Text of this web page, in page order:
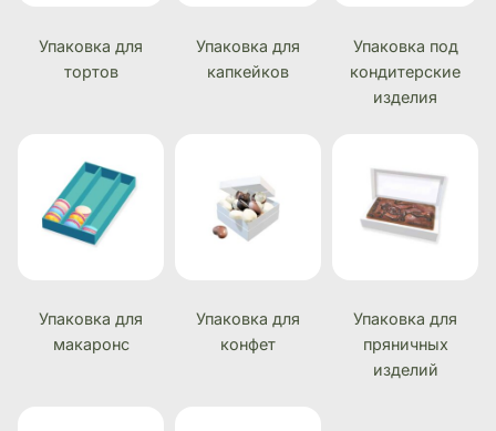
Упаковка для
тортов
Упаковка для
капкейков
Упаковка под
кондитерские
изделия
Упаковка для
макаронс
Упаковка для
конфет
Упаковка для
пряничных
изделий